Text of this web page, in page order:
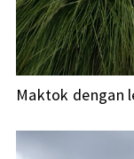
Maktok dengan